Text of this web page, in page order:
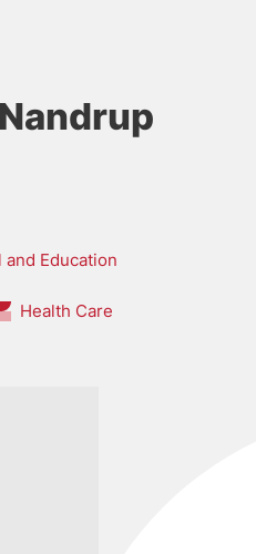
and Education
Health Care